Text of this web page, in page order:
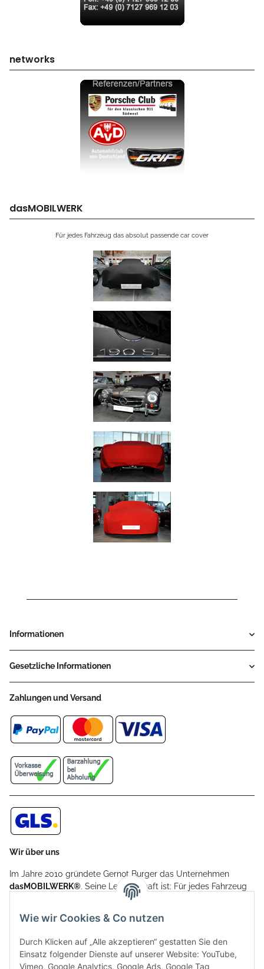
networks
dasMOBILWERK
Für jedes Fahrzeug das absolut passende car cover
Informationen
Gesetzliche Informationen
Zahlungen und Versand
Wir über uns
Im Jahre 2010 gründete Gernot Burger das Unternehmen
dasMOBILWERK®. Seine Leidenschaft ist: Für jedes Fahrzeug
ein Car Cover anzubieten - passgenau und individuell.
Aufgrund der vielen positiven Kundenrückmeldungen kamen
weitere Produkte, wie Reifenschuhe, Hardtopständer hinzu.
Seine Reifenschoner werden in Deutschland produziert und
sind mit hochwertigen Techniken und Materialien gefertigt.
Wie wir Cookies & Co nutzen
Durch Klicken auf „Alle akzeptieren“ gestatten Sie den
Einsatz folgender Dienste auf unserer Website: YouTube,
Vimeo, Google Analytics, Google Ads, Google Tag